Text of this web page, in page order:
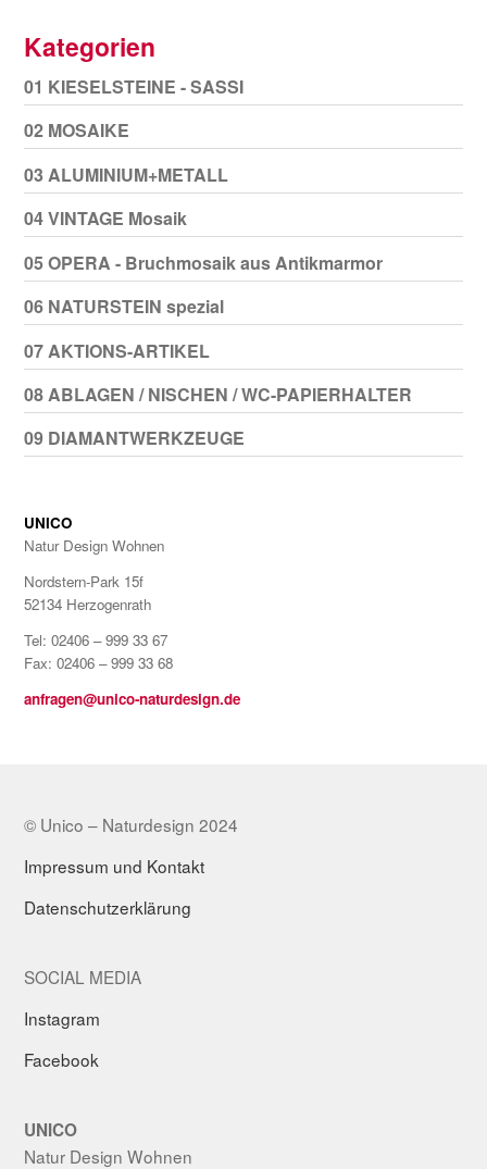
Kategorien
01 KIESELSTEINE - SASSI
02 MOSAIKE
03 ALUMINIUM+METALL
04 VINTAGE Mosaik
05 OPERA - Bruchmosaik aus Antikmarmor
06 NATURSTEIN spezial
07 AKTIONS-ARTIKEL
08 ABLAGEN / NISCHEN / WC-PAPIERHALTER
09 DIAMANTWERKZEUGE
UNICO
Natur Design Wohnen
Nordstern-Park 15f
52134 Herzogenrath
Tel: 02406 – 999 33 67
Fax: 02406 – 999 33 68
anfragen@unico-naturdesign.de
© Unico – Naturdesign 2024
Impressum und Kontakt
Datenschutzerklärung
SOCIAL MEDIA
Instagram
Facebook
UNICO
Natur Design Wohnen